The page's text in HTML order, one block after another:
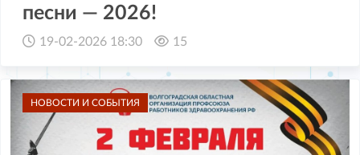
песни — 2026!
19-02-2026 18:30 15
НОВОСТИ И СОБЫТИЯ